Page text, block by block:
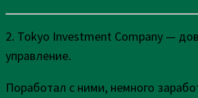
2. Tokyo Investment Company —
управление.
Поработал с ними, немного